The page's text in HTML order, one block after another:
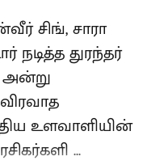
சிங், சாரா
துரந்தர்
அன்று
உளவாளியின்
...